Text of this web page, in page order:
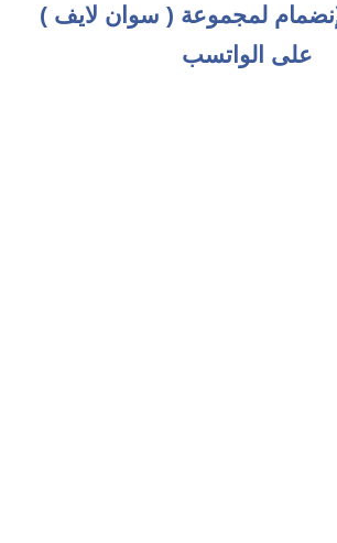
لمجموعة ( سوان لايف )
على الواتسب